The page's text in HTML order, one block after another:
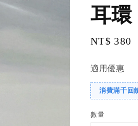
耳環
Regular
NT$ 380
適用優惠
消費滿千回
數量